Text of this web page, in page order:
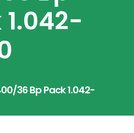
1.042-
36 Bp Pack 1.042-